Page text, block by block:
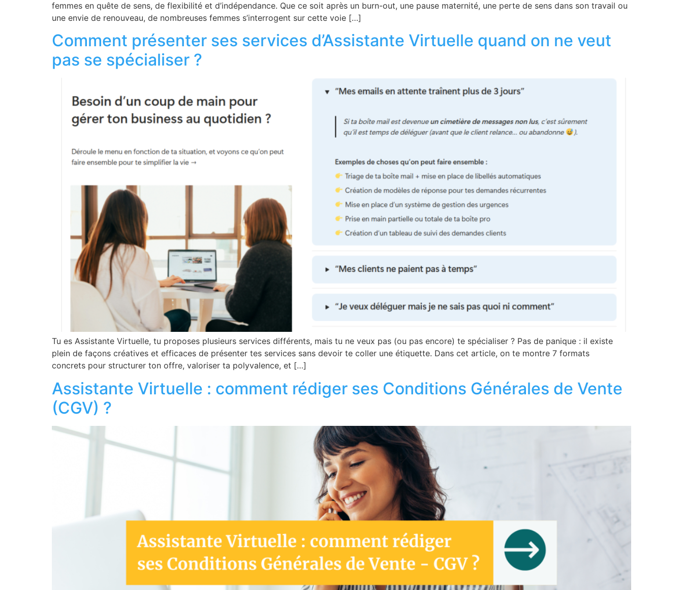
femmes en quête de sens, de flexibilité et d’indépendance. Que ce soit après un burn-out, une pause maternité, une perte de sens dans son travail ou
une envie de renouveau, de nombreuses femmes s’interrogent sur cette voie […]
Comment présenter ses services d’Assistante Virtuelle quand on ne veut
pas se spécialiser ?
Tu es Assistante Virtuelle, tu proposes plusieurs services différents, mais tu ne veux pas (ou pas encore) te spécialiser ? Pas de panique : il existe
plein de façons créatives et efficaces de présenter tes services sans devoir te coller une étiquette. Dans cet article, on te montre 7 formats
concrets pour structurer ton offre, valoriser ta polyvalence, et […]
Assistante Virtuelle : comment rédiger ses Conditions Générales de Vente
(CGV) ?